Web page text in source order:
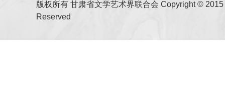
版权所有 甘肃省文学艺术界联合会 Copyright ©
Reserved